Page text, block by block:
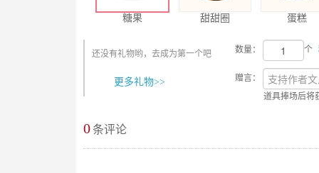
糖果 甜甜圈 蛋糕
还没有礼物哟，去成为第一个吧
更多礼物>>
数量： 个
赠言：
道具捧场后将
0条评论